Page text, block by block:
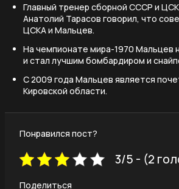
Главный тренер сборной СССР и
Анатолий Тарасов говорил, что
ЦСКА и Мальцев.
На чемпионате мира-1970 Мальцев
и стал лучшим бомбардиром и
С 2009 года Мальцев является
Кировской области.
Понравился пост?
3/5 - (2
Поделиться